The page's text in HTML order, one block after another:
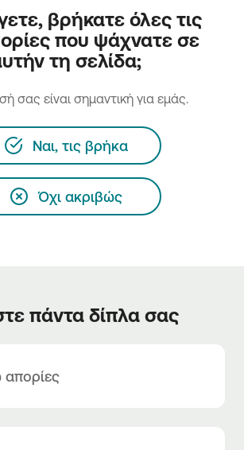
βρήκατε όλες τις
που ψάχνατε σε
τη σελίδα;
σας είναι σημαντική για εμάς.
Ναι, τις βρήκα
Όχι ακριβώς
πάντα δίπλα σας